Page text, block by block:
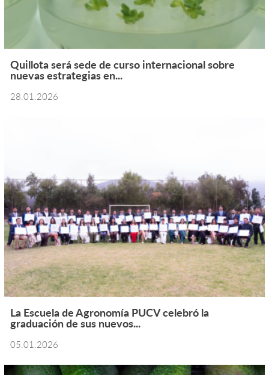
Quillota será sede de curso internacional sobre
nuevas estrategias en...
28.01.2026
La Escuela de Agronomía PUCV celebró la
graduación de sus nuevos...
05.01.2026